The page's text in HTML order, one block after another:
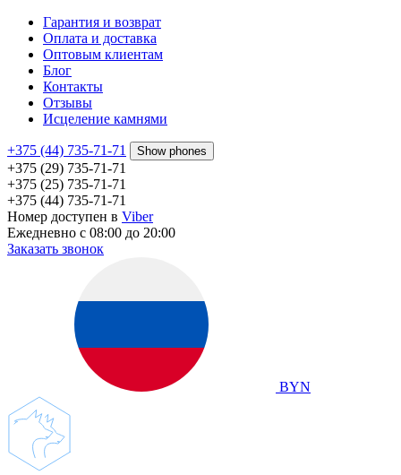
Гарантия и возврат
Оплата и доставка
Оптовым клиентам
Блог
Контакты
Отзывы
Исцеление камнями
+375 (44) 735-71-71 Show phones
+375 (29) 735-71-71
+375 (25) 735-71-71
+375 (44) 735-71-71
Номер доступен в Viber
Ежедневно с 08:00 до 20:00
Заказать звонок
BYN